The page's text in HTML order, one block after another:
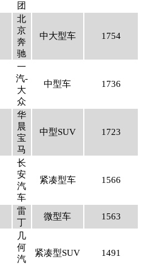
团
北
京
奔
驰
中大型车 1754
一
汽-
大
众
中型车 1736
华
晨
宝
马
中型SUV 1723
长
安
汽
车
紧凑型车 1566
雷
丁
微型车 1563
几
何
汽
紧凑型SUV 1491